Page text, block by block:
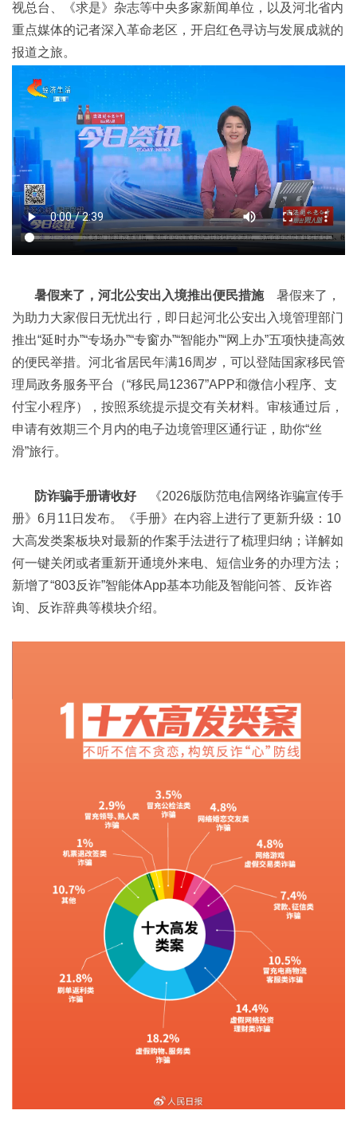
视总台、《求是》杂志等中央多家新闻单位，以及河北省内
重点媒体的记者深入革命老区，开启红色寻访与发展成就的
报道之旅。
暑假来了，河北公安出入境推出便民措施 暑假来了，
为助力大家假日无忧出行，即日起河北公安出入境管理部门
推出“延时办”“专场办”“专窗办”“智能办”“网上办”五项快捷高效
的便民举措。河北省居民年满16周岁，可以登陆国家移民管
理局政务服务平台（“移民局12367”APP和微信小程序、支
付宝小程序），按照系统提示提交有关材料。审核通过后，
申请有效期三个月内的电子边境管理区通行证，助你“丝
滑”旅行。
防诈骗手册请收好
《2026版防范电信网络诈骗宣传手
册》6月11日发布。《手册》在内容上进行了更新升级：10
大高发类案板块对最新的作案手法进行了梳理归纳；详解如
何一键关闭或者重新开通境外来电、短信业务的办理方法；
新增了“803反诈”智能体App基本功能及智能问答、反诈咨
询、反诈辞典等模块介绍。